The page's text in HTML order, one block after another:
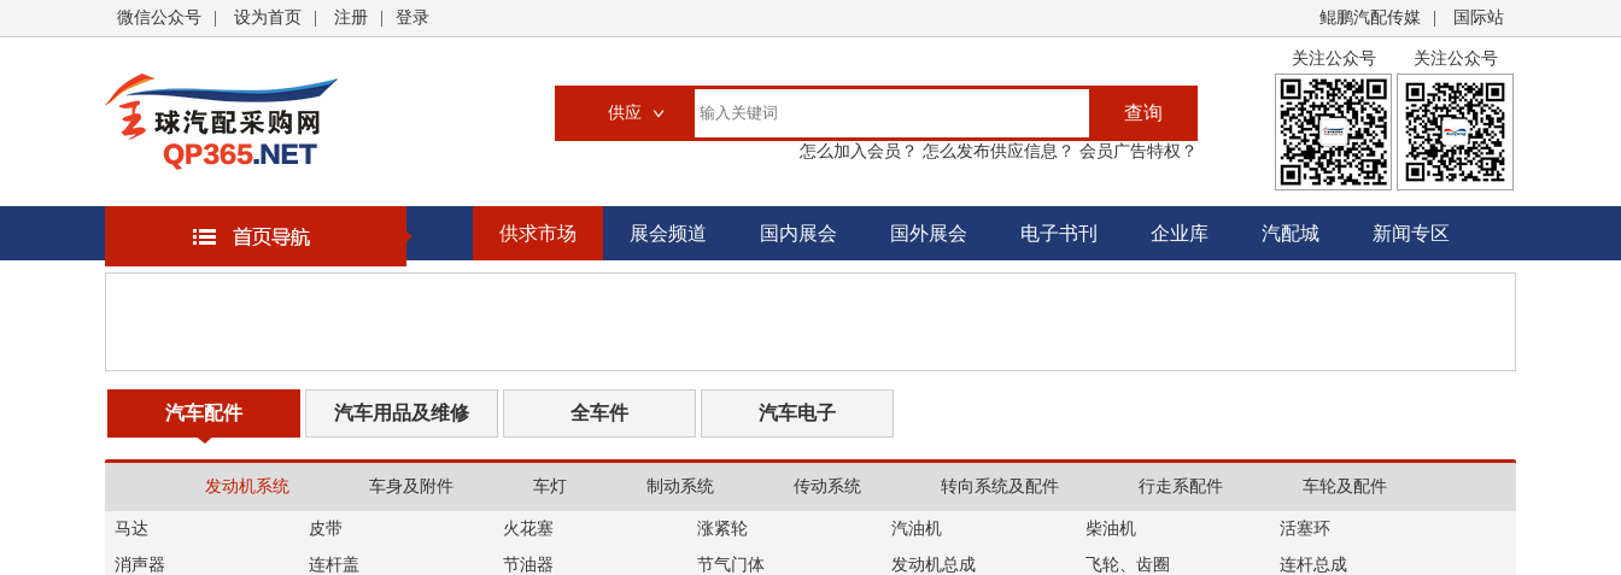
微信公众号 设为首页 注册 登录 鲲鹏汽配传媒 国际站
供应
求购
企业
书刊
查询
怎么加入会员？ 怎么发布供应信息？ 会员广告特权？
关注公众号 关注公众号
供求市场 展会频道 国内展会 国外展会 电子书刊 企业库 汽配城 新闻专区
汽车配件 汽车用品及维修 全车件 汽车电子
发动机系统 车身及附件 车灯 制动系统 传动系统 转向系统及配件 行走系配件 车轮及配件
马达 皮带 火花塞 涨紧轮 汽油机 柴油机
活塞环
消声器
连杆盖 节油器 节气门体 发动机总成 飞轮、齿圈
连杆总成